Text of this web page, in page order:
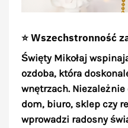
⭐ Wszechstronność
Święty Mikołaj
ozdoba, która
wnętrzach.
dom, biuro, sklep czy
wprowadzi radosny